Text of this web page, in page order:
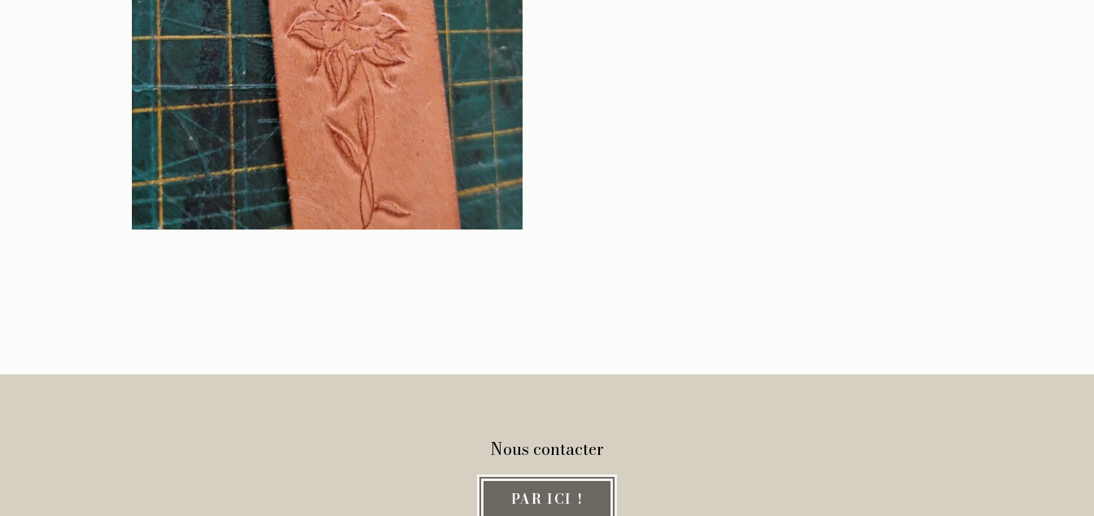
Nous contacter
PAR ICI !